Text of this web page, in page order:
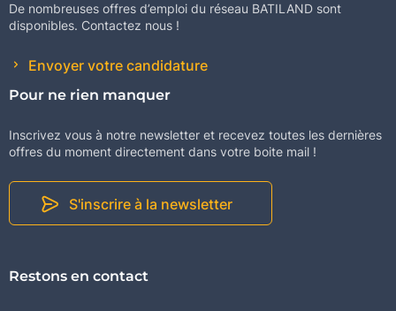
De nombreuses offres d’emploi du réseau BATILAND sont
disponibles. Contactez nous !
Envoyer votre candidature
Pour ne rien manquer
Inscrivez vous à notre newsletter et recevez toutes les dernières
offres du moment directement dans votre boite mail !
S'inscrire à la newsletter
Restons en contact